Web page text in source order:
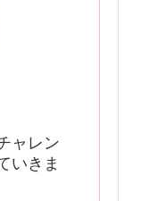
ャレン
いきま